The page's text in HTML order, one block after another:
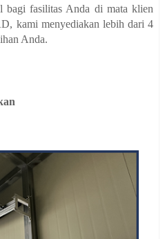
bagi fasilitas Anda di mata klien
kami menyediakan lebih dari 4
Anda.